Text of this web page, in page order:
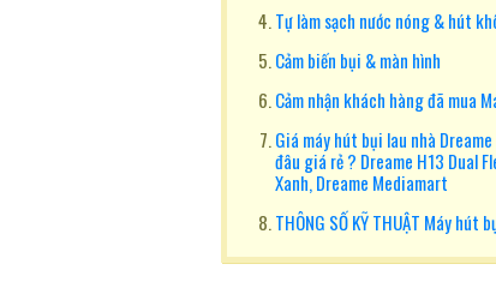
Tự làm sạch nước nóng & hút
Cảm biến bụi & màn hình
Cảm nhận khách hàng đã mua
Giá máy hút bụi lau nhà
đâu giá rẻ ? Dreame H13 Dual
Xanh, Dreame Mediamart
THÔNG SỐ KỸ THUẬT Máy hút